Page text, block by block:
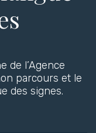
de l’Agence
parcours et le
des signes.